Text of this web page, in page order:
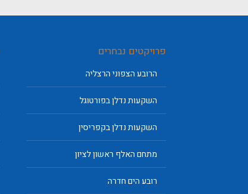
פרויקטים נבחרים
הרובע הצפוני הרצליה
השקעות נדלן בפורטוגל
השקעות נדלן בקפריסין
מתחם האלף ראשון לציון
רובע הים חדרה